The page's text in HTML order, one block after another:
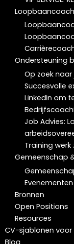
Ondersteuning
Op zoek
Succesvolle
LinkedIn om
Job Advies:
Training
Gemeenschap
Evenementen
Bronnen
Open Positions
Resources
CV-sjablonen voor
Blog